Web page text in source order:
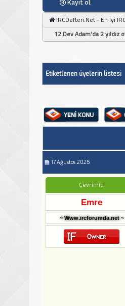
Kayıt ol
IRCDefteri.Net - En İyi
12 Dev Adam'da 2 yıldız
Etiketlenen üyelerin listesi
17.Ağustos.2025
Çevrimiçi
Emre
~ Www.ircforumda.net ~